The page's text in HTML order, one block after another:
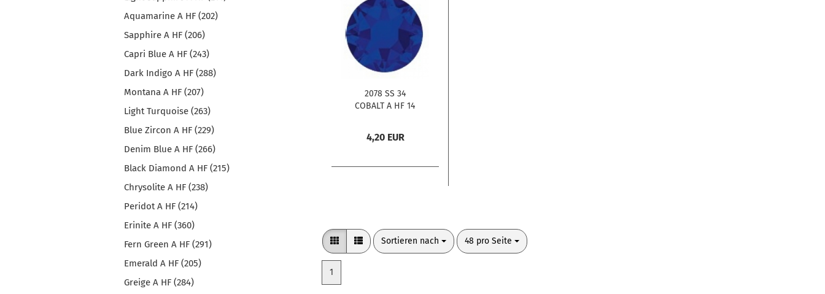
2078 SS 34
COBALT A HF 14
4,20 EUR
Sortieren nach
Sortieren nach 48 pro Seite
pro Seite
1
Aquamarine A HF (202)
Sapphire A HF (206)
Capri Blue A HF (243)
Dark Indigo A HF (288)
Montana A HF (207)
Light Turquoise (263)
Blue Zircon A HF (229)
Denim Blue A HF (266)
Black Diamond A HF (215)
Chrysolite A HF (238)
Peridot A HF (214)
Erinite A HF (360)
Fern Green A HF (291)
Emerald A HF (205)
Greige A HF (284)